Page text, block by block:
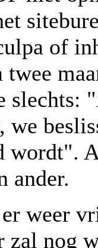
of
twee
slechts:
we
wordt".
ander.
weer
zal nog